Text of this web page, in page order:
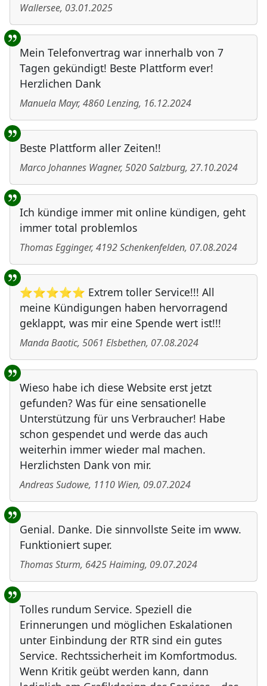
Wallersee, 03.01.2025
Mein Telefonvertrag war innerhalb von 7
Tagen gekündigt! Beste Plattform ever!
Herzlichen Dank
Manuela Mayr, 4860Lenzing, 16.12.2024
Beste Plattform aller Zeiten!!
Marco Johannes Wagner, 5020Salzburg, 27.10.2024
Ich kündige immer mit online kündigen, geht
immer total problemlos
Thomas Egginger, 4192Schenkenfelden, 07.08.2024
⭐⭐⭐⭐⭐ Extrem toller Service!!! All
meine Kündigungen haben hervorragend
geklappt, was mir eine Spende wert ist!!!
Manda Baotic, 5061 Elsbethen, 07.08.2024
Wieso habe ich diese Website erst jetzt
gefunden? Was für eine sensationelle
Unterstützung für uns Verbraucher! Habe
schon gespendet und werde das auch
weiterhin immer wieder mal machen.
Herzlichsten Dank von mir.
Andreas Sudowe, 1110 Wien, 09.07.2024
Genial. Danke. Die sinnvollste Seite im www.
Funktioniert super.
Thomas Sturm, 6425Haiming, 09.07.2024
Tolles rundum Service. Speziell die
Erinnerungen und möglichen Eskalationen
unter Einbindung der RTR sind ein gutes
Service. Rechtssicherheit im Komfortmodus.
Wenn Kritik geübt werden kann, dann